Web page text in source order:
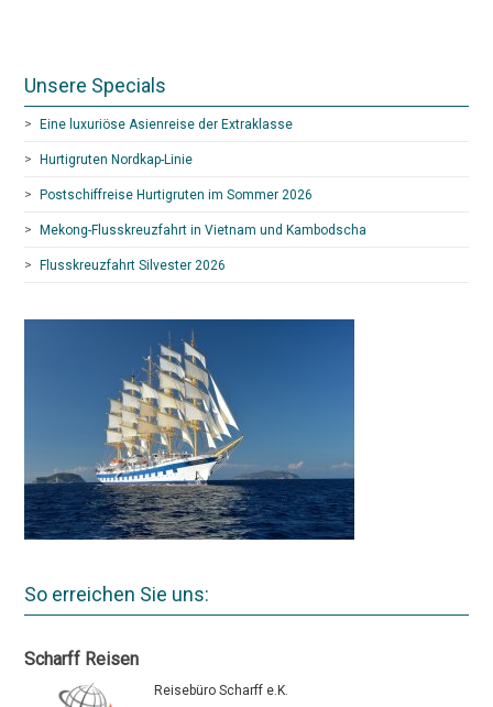
Unsere Specials
Eine luxuriöse Asienreise der Extraklasse
Hurtigruten Nordkap-Linie
Postschiffreise Hurtigruten im Sommer 2026
Mekong-Flusskreuzfahrt in Vietnam und Kambodscha
Flusskreuzfahrt Silvester 2026
So erreichen Sie uns:
Scharff Reisen
Reisebüro Scharff e.K.